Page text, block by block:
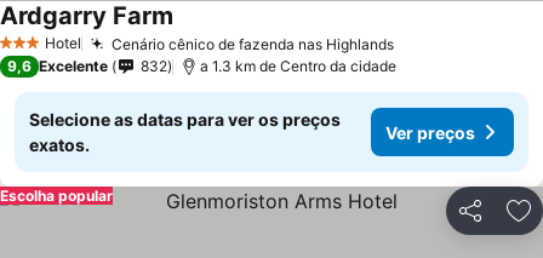
3 EstrelasHotel Cenário cênico de fazenda nas HighlandsVer preços
Ardgarry Farm
9,6 Excelente 832 a 1.3 km de Centro da cidade
Selecione as datas para ver os preços
exatos.
Ver preços
Partilhar
Escolha popular